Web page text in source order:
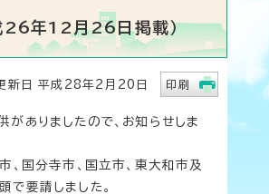
26年12月26日掲載）
日 平成28年2月20日 印刷
ありましたので、お知らせしま
、国分寺市、国立市、東大和市及
要請しました。